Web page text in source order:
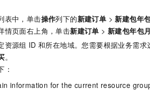
表中，单击操作列下的新建订单 >新建包年
情页面右上角，单击新建订单 >新建包年包
资源组 ID 和所在地域。您需要根据业务需求
。
：
information for the current resource